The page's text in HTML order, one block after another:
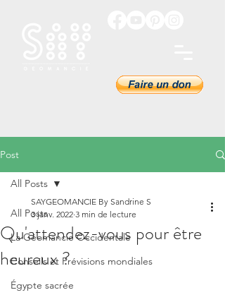
Post
All Posts
La Géomancie Occidentale
Conseils et Prévisions mondiales
Égypte sacrée
All Posts
Qu'attendez-vous pour être
heureux ?
SAYGEOMANCIE By Sandrine S
3 janv. 2022 3 min de lecture